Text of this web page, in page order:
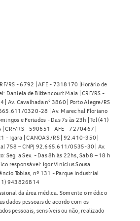
RS - 6792 | AFE - 7318170 |Horário de
Daniela de Bittencourt Maia | CRF/RS -
Av. Cavalhada n° 3860 | Porto Alegre/RS
0320-28 | Av. Marechal Floriano
e Feriados - Das 7s às 23h | Tel (41)
CRF/RS - 590651 | AFE - 7270467 |
- Igara | CANOAS /RS | 92.410-350 |
758 – CNPJ 92.665.611/0535-30 | Av.
a Sex. - Das 8h às 22hs, Sab 8 – 18 h
responsável: Igor Vinicius Sousa
Tobias, nº 131 - Parque Industrial
943826814
da área médica. Somente o médico
dados pessoais de acordo com os
pessoais, sensíveis ou não, realizado